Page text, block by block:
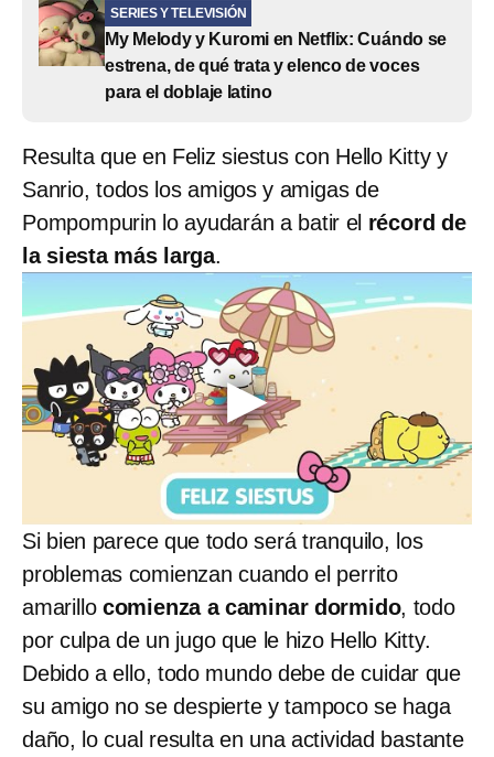
SERIES Y TELEVISIÓN
My Melody y Kuromi en Netflix: Cuándo se
estrena, de qué trata y elenco de voces
para el doblaje latino
Resulta que en Feliz siestus con Hello Kitty y
Sanrio, todos los amigos y amigas de
Pompompurin lo ayudarán a batir el récord de
la siesta más larga.
Si bien parece que todo será tranquilo, los
problemas comienzan cuando el perrito
amarillo comienza a caminar dormido, todo
por culpa de un jugo que le hizo Hello Kitty.
Debido a ello, todo mundo debe de cuidar que
su amigo no se despierte y tampoco se haga
daño, lo cual resulta en una actividad bastante